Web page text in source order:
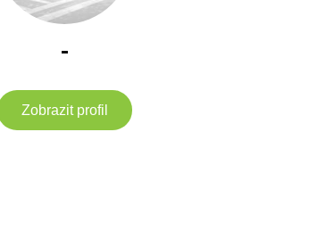
-
Zobrazit profil